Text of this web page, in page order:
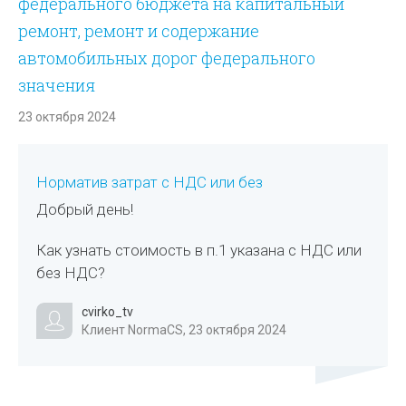
ремонт, ремонт и содержание
автомобильных дорог федерального
значения
23 октября 2024
Норматив затрат с НДС или без
Добрый день!
Как узнать стоимость в п.1 указана с НДС или
без НДС?
cvirko_tv
Клиент NormaCS, 23 октября 2024